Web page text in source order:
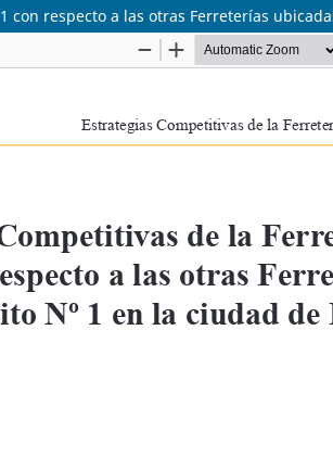
respecto a las otras Ferreterías